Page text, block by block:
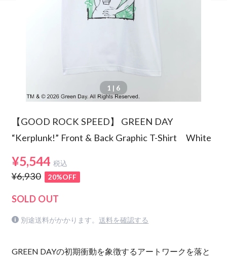
1 | 6
【GOOD ROCK SPEED】 GREEN DAY
“Kerplunk!” Front & Back Graphic T-Shirt White
¥5,544 税込
¥6,930 20%OFF
SOLD OUT
別途送料がかかります。 送料を確認する
GREEN DAYの初期衝動を象徴するアートワークを落と